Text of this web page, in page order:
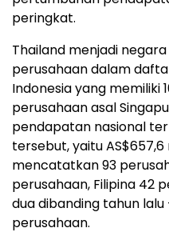
peringkat.
Thailand menjadi
perusahaan dalam
Indonesia yang memiliki
perusahaan asal
pendapatan nasional
tersebut, yaitu AS$657,6
mencatatkan 93
perusahaan, Filipina 42
dua dibanding tahun lalu
perusahaan.